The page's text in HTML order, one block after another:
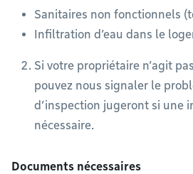
Sanitaires non fonctionnels
Infiltration d’eau dans le
Si votre propriétaire n’agit
pouvez nous signaler le
d’inspection jugeront si une
nécessaire.
Documents nécessaires